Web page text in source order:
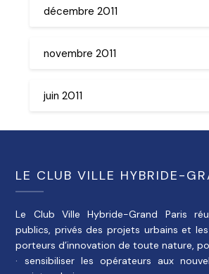
décembre 2011
novembre 2011
juin 2011
LE CLUB VILLE HYBRIDE-
Le Club Ville Hybride-Grand Paris
publics, privés des projets urbains et
porteurs d’innovation de toute nature,
· sensibiliser les opérateurs aux